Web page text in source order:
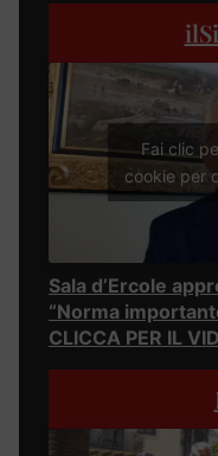
Fai clic
cookie per
Sala d’Ercole
“Norma
CLICCA PER IL